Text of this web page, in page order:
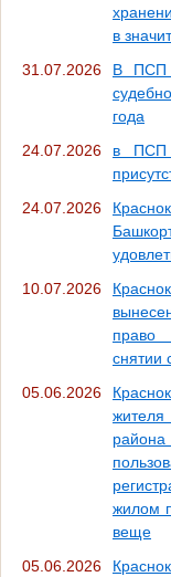
в
31.07.2026
В ПСП
года
24.07.2026
в ПСП
24.07.2026
10.07.2026
право
снятии
05.06.2026
жилом
веще
05.06.2026